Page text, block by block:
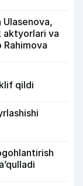
Ulasenova,
aktyorlari va
qildi